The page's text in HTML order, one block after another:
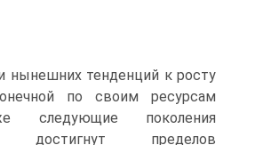
нынешних тенденций к росту
по своим ресурсам
следующие поколения
достигнут пределов